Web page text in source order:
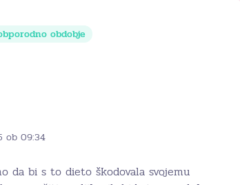
obdobje
ob 09:34
da bi s to dieto škodovala svojemu